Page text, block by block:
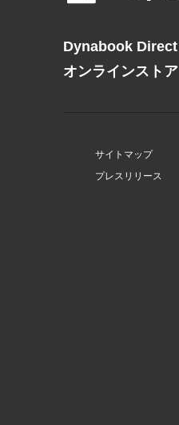
Dynabook Direct
オンラインストア
サイトマップ
プレスリリース